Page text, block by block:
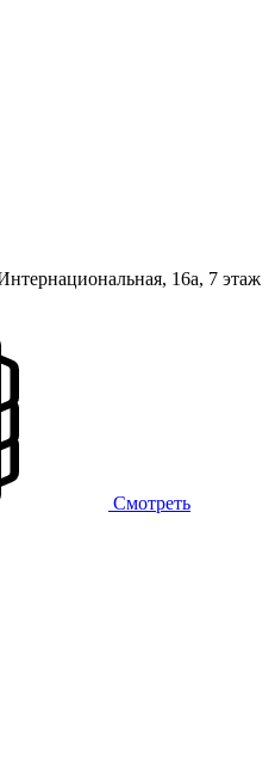
16а, 7 этаж
Смотреть